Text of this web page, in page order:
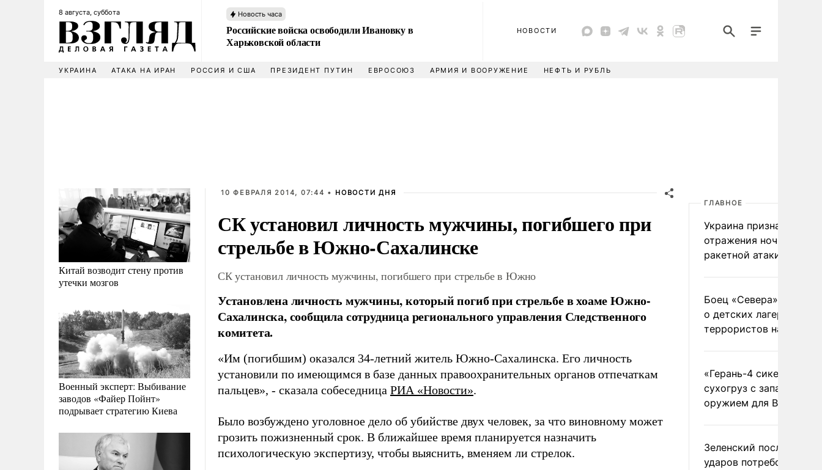
8 августа, суббота Новость часа
Российские войска освободили Ивановку в
Харьковской области
НОВОСТИ
УКРАИНА АТАКА НА ИРАН РОССИЯ И США ПРЕЗИДЕНТ ПУТИН ЕВРОСОЮЗ АРМИЯ И ВООРУЖЕНИЕ НЕФТЬ И РУБЛЬ
Китай возводит стену против
утечки мозгов
Военный эксперт: Выбивание
заводов «Файер Пойнт»
подрывает стратегию Киева
10 ФЕВРАЛЯ 2014, 07:44 • НОВОСТИ ДНЯ
СК установил личность мужчины, погибшего при
стрельбе в Южно-Сахалинске
СК установил личность мужчины, погибшего при стрельбе в Южно
Установлена личность мужчины, который погиб при стрельбе в хоаме Южно-
Сахалинска, сообщила сотрудница регионального управления Следственного
комитета.
«Им (погибшим) оказался 34-летний житель Южно-Сахалинска. Его личность
установили по имеющимся в базе данных правоохранительных органов отпечаткам
пальцев», - сказала собеседница РИА «Новости».
Было возбуждено уголовное дело об убийстве двух человек, за что виновному может
грозить пожизненный срок. В ближайшее время планируется назначить
психологическую экспертизу, чтобы выяснить, вменяем ли стрелок.
ГЛАВНОЕ
Украина признала
отражения ночной
ракетной атаки
Боец «Севера»
о детских лагерях
террористов на
«Герань-4 сикер»
сухогруз с западным
оружием для ВСУ
Зеленский после
ударов потребовал у